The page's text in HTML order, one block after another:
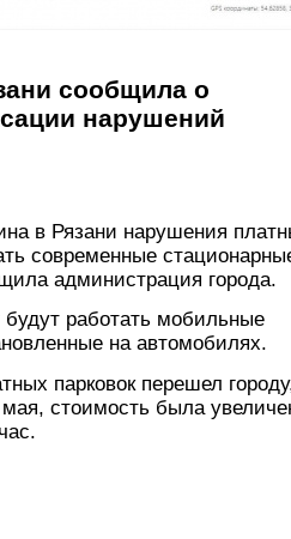
сообщила о
нарушений
в Рязани нарушения
современные
администрация города.
будут работать мобильные
на автомобилях.
парковок перешел
мая, стоимость была